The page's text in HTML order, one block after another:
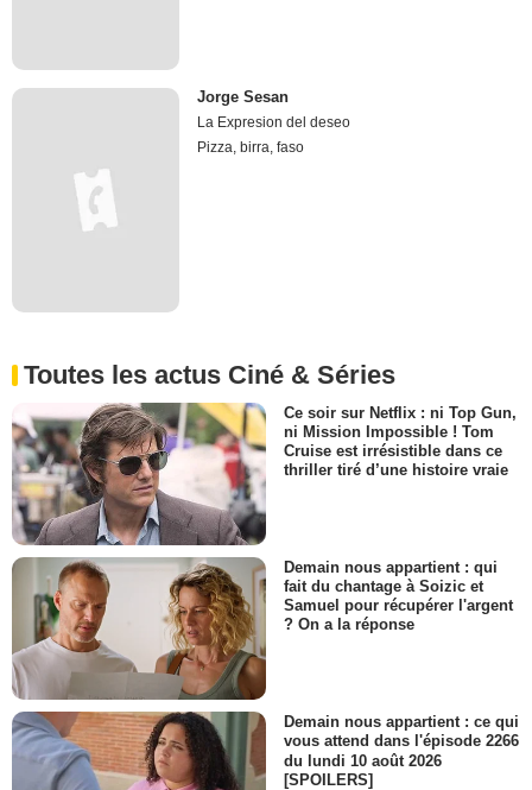
Jorge Sesan
La Expresion del deseo
Pizza, birra, faso
Toutes les actus Ciné & Séries
Ce soir sur Netflix : ni Top Gun,
ni Mission Impossible ! Tom
Cruise est irrésistible dans ce
thriller tiré d’une histoire vraie
Demain nous appartient : qui
fait du chantage à Soizic et
Samuel pour récupérer l'argent
? On a la réponse
Demain nous appartient : ce qui
vous attend dans l'épisode 2266
du lundi 10 août 2026
[SPOILERS]